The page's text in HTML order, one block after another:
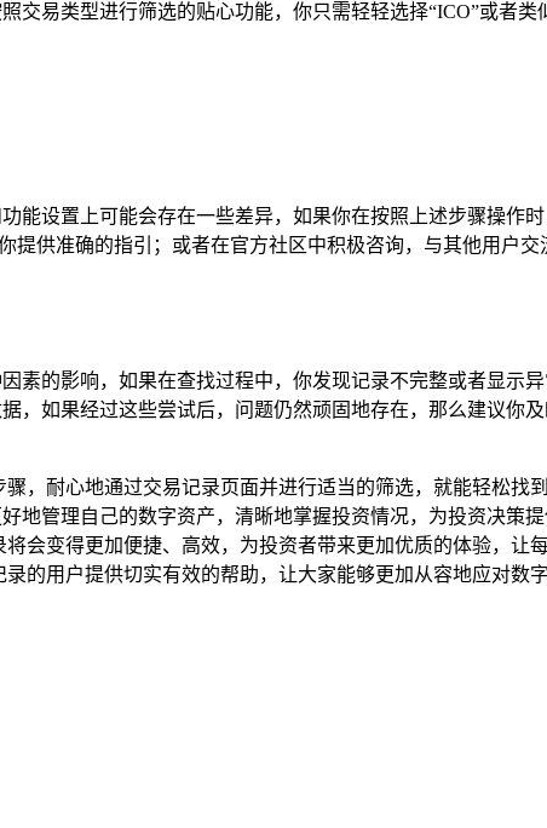
交易类型进行筛选的贴心功能，你只需轻轻选择“ICO”或者
能设置上可能会存在一些差异，如果你在按照上述步骤操作
提供准确的指引；或者在官方社区中积极咨询，与其他用户
素的影响，如果在查找过程中，你发现记录不完整或者显示
，如果经过这些尝试后，问题仍然顽固地存在，那么建议你
，耐心地通过交易记录页面并进行适当的筛选，就能轻松
地管理自己的数字资产，清晰地掌握投资情况，为投资决策
会变得更加便捷、高效，为投资者带来更加优质的体验，
的用户提供切实有效的帮助，让大家能够更加从容地应对数